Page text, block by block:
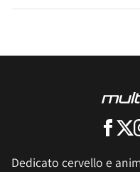
Dedicato cervello e